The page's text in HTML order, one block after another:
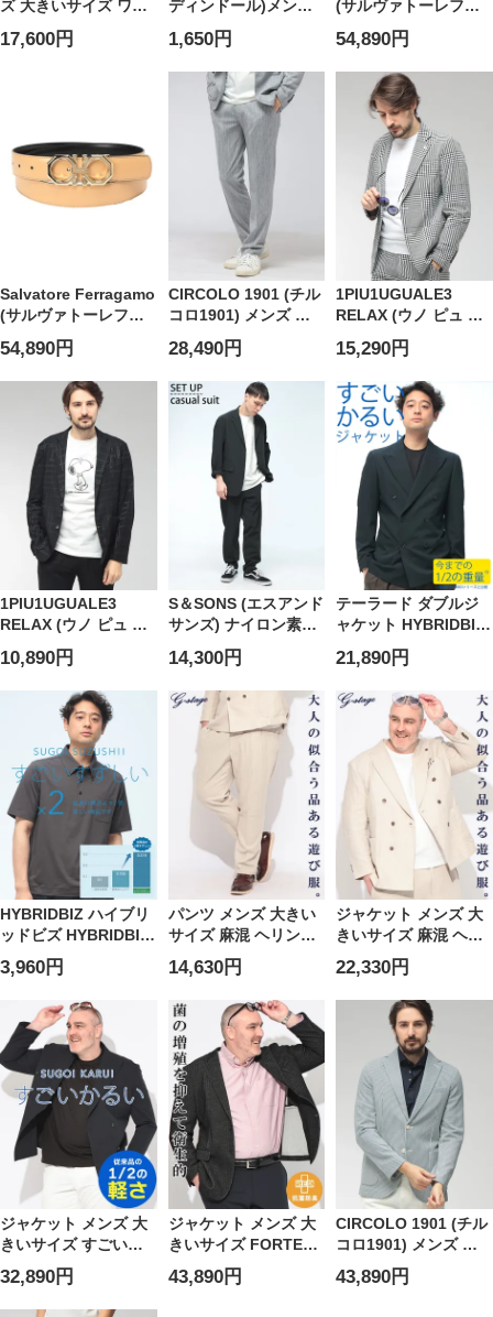
ズ 大きいサイズ ワン
ポイントロゴ ライン
ポロ PIQUE
17,600円
ディンドール)メンズ
靴下3足組総柄クルー
ソックス25-27cm
1,650円
(サルヴァトーレフェ
ラガモ) メンズ ベルト
リバーシブル ピンバ
ック FG679497
54,890円
Salvatore Ferragamo
(サルヴァトーレフェ
ラガモ) メンズ ベルト
リバーシブル ピンバ
ック FG670266
54,890円
CIRCOLO 1901 (チル
コロ1901) メンズ ス
ラックス メランジ ス
トレッチ ノータック
パンツ CICN5255
28,490円
1PIU1UGUALE3
RELAX (ウノ ピュ ウ
ノ ウグァーレ トレ リ
ラックス) メンズ ジャ
ケット 千鳥柄 シング
ル 2ツ釦 テーラード
1PRUSO26062
15,290円
1PIU1UGUALE3
RELAX (ウノ ピュ ウ
ノ ウグァーレ トレ リ
ラックス) メンズ ジャ
ケット ランダム千鳥
柄 シングル 2ツ釦 テ
1PRUSK26017
10,890円
S＆SONS (エスアンド
サンズ) ナイロン素材
カジュアルスーツ 上
下セット ジャケット
パンツ セットアップ
ストレッチ ナイロン
無地
14,300円
テーラード ダブルジ
ャケット HYBRIDBIZ
HOME SUGOI KARUI
メンズ すごいかるい
ダブル ジャケット
HYBRIDBIZ ハイブリ
ッドビズ
21,890円
HYBRIDBIZ ハイブリ
ッドビズ HYBRIDBIZ
HOME すごいすずし
い 接触冷感 ベア天 裏
地付き 半袖 ポロシャ
ツ サマーカットソー
3,960円
パンツ メンズ 大きい
サイズ 麻混 ヘリンボ
ン ツータック スラッ
クス G-STAGE ジース
14,630円
ジャケット メンズ 大
きいサイズ 麻混 ヘリ
ンボン ダブル6ツ釦 テ
ーラード G-STAGE ジ
ーステージ
22,330円
ジャケット メンズ 大
きいサイズ すごいか
るい メッシュ ダブル
6ツボタン テーラード
HYBRIDBIZ ハイブリ
32,890円
ジャケット メンズ 大
きいサイズ FORTEX
段返り3ツボタン ニッ
トジャケット 3L 4L
43,890円
CIRCOLO 1901 (チル
コロ1901) メンズ ジ
ャケット ストレッチ
ストライプ シングル 2
43,890円